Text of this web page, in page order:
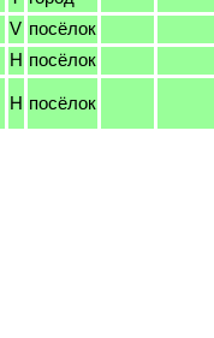
V посёлок
H посёлок
H посёлок